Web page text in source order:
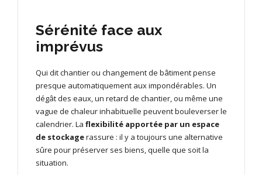
Sérénité face aux
imprévus
Qui dit chantier ou changement de bâtiment pense
presque automatiquement aux impondérables. Un
dégât des eaux, un retard de chantier, ou même une
vague de chaleur inhabituelle peuvent bouleverser le
calendrier. La flexibilité apportée par un espace
de stockagerassure : il y a toujours une alternative
sûre pour préserver ses biens, quelle que soit la
situation.